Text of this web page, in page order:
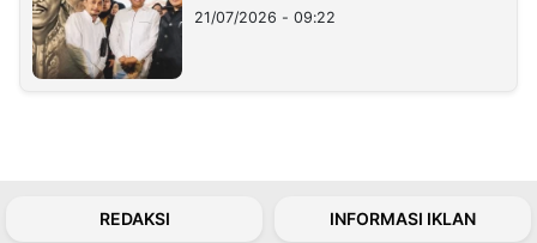
21/07/2026 - 09:22
REDAKSI INFORMASI IKLAN